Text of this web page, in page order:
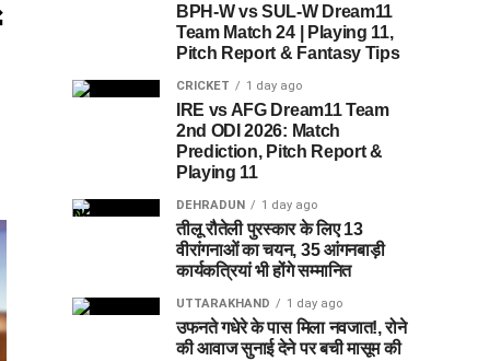
BPH-W vs SUL-W Dream11
Team Match 24 | Playing 11,
Pitch Report & Fantasy Tips
CRICKET 1 day ago
IRE vs AFG Dream11 Team
2nd ODI 2026: Match
Prediction, Pitch Report &
Playing 11
DEHRADUN 1 day ago
तीलू रौतेली पुरस्कार के लिए 13
वीरांगनाओं का चयन, 35 आंगनबाड़ी
कार्यकत्रियां भी होंगे सम्मानित
UTTARAKHAND 1 day ago
उफनते गधेरे के पास मिला नवजात!, रोने
की आवाज सुनाई देने पर बची मासूम की